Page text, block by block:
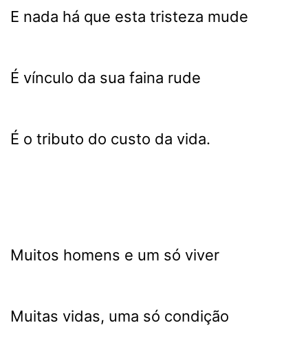
E nada há que esta tristeza mude
É vínculo da sua faina rude
É o tributo do custo da vida.
Muitos homens e um só viver
Muitas vidas, uma só condição